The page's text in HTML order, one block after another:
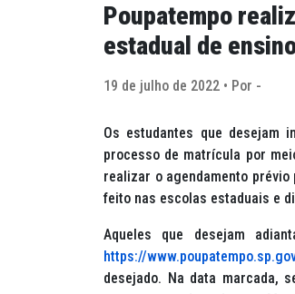
Poupatempo
estadual de
19 de julho de 2022 • Por -
Os estudantes que desejam
processo de matrícula por
realizar o agendamento
feito nas escolas estaduais e
Aqueles que desejam
https://
desejado. Na data marcada,